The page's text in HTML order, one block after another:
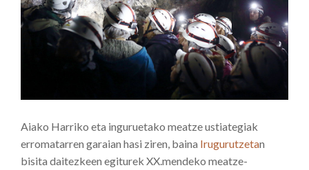
Aiako Harriko eta inguruetako meatze ustiategiak
erromatarren garaian hasi ziren, baina Irugurutzetan
bisita daitezkeen egiturek XX.mendeko meatze-